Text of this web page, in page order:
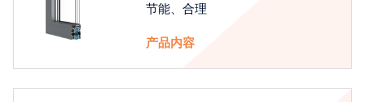
节能、合理
产品内容